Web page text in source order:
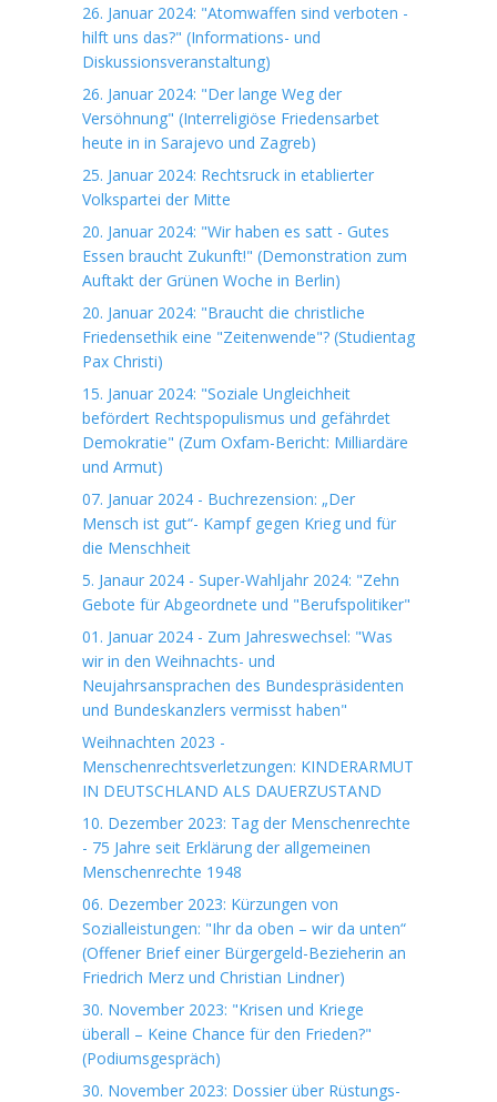
26. Januar 2024: "Atomwaffen sind verboten -
hilft uns das?" (Informations- und
Diskussionsveranstaltung)
26. Januar 2024: "Der lange Weg der
Versöhnung" (Interreligiöse Friedensarbet
heute in in Sarajevo und Zagreb)
25. Januar 2024: Rechtsruck in etablierter
Volkspartei der Mitte
20. Januar 2024: "Wir haben es satt - Gutes
Essen braucht Zukunft!" (Demonstration zum
Auftakt der Grünen Woche in Berlin)
20. Januar 2024: "Braucht die christliche
Friedensethik eine "Zeitenwende"? (Studientag
Pax Christi)
15. Januar 2024: "Soziale Ungleichheit
befördert Rechtspopulismus und gefährdet
Demokratie" (Zum Oxfam-Bericht: Milliardäre
und Armut)
07. Januar 2024 - Buchrezension: „Der
Mensch ist gut“- Kampf gegen Krieg und für
die Menschheit
5. Janaur 2024 - Super-Wahljahr 2024: "Zehn
Gebote für Abgeordnete und "Berufspolitiker"
01. Januar 2024 - Zum Jahreswechsel: "Was
wir in den Weihnachts- und
Neujahrsansprachen des Bundespräsidenten
und Bundeskanzlers vermisst haben"
Weihnachten 2023 -
Menschenrechtsverletzungen: KINDERARMUT
IN DEUTSCHLAND ALS DAUERZUSTAND
10. Dezember 2023: Tag der Menschenrechte
- 75 Jahre seit Erklärung der allgemeinen
Menschenrechte 1948
06. Dezember 2023: Kürzungen von
Sozialleistungen: "Ihr da oben – wir da unten“
(Offener Brief einer Bürgergeld-Bezieherin an
Friedrich Merz und Christian Lindner)
30. November 2023: "Krisen und Kriege
überall – Keine Chance für den Frieden?"
(Podiumsgespräch)
30. November 2023: Dossier über Rüstungs-